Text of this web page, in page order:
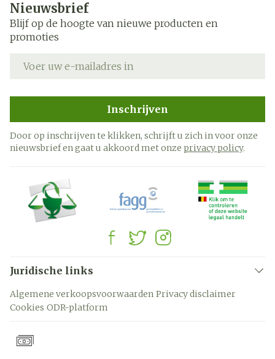
Nieuwsbrief
Blijf op de hoogte van nieuwe producten en
promoties
Inschrijven
Door op inschrijven te klikken, schrijft u zich in voor onze
nieuwsbrief en gaat u akkoord met onze privacy policy.
Juridische links
Algemene verkoopsvoorwaarden Privacy disclaimer
Cookies ODR-platform